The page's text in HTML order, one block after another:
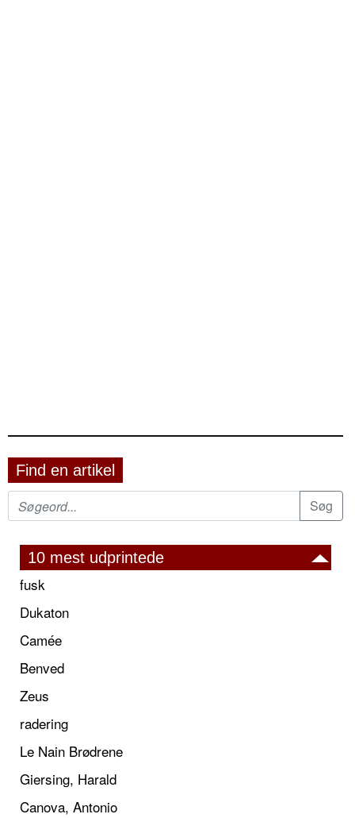
Find en artikel
10 mest udprintede
fusk
Dukaton
Camée
Benved
Zeus
radering
Le Nain Brødrene
Giersing, Harald
Canova, Antonio